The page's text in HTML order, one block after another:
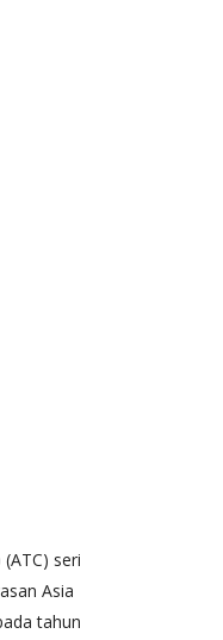
seri
Asia
tahun